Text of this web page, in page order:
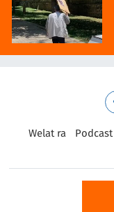
Welat ra Podcast